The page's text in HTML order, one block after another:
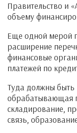
Правительство и
объему
Еще одной мерой
расширение
финансовые
платежей по
Туда должны быть
обрабатывающая
складирование,
связь,